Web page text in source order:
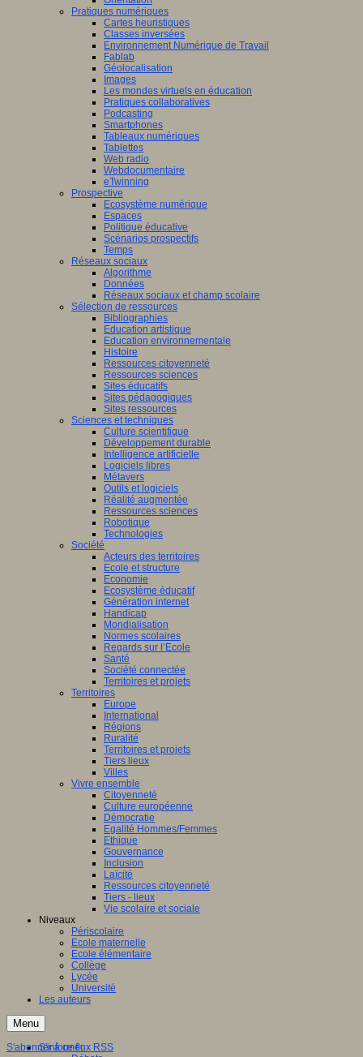
Pratiques numériques
Cartes heuristiques
Classes inversées
Environnement Numérique de Travail
Fablab
Géolocalisation
Images
Les mondes virtuels en éducation
Pratiques collaboratives
Podcasting
Smartphones
Tableaux numériques
Tablettes
Web radio
Webdocumentaire
eTwinning
Prospective
Ecosystème numérique
Espaces
Politique éducative
Scénarios prospectifs
Temps
Réseaux sociaux
Algorithme
Données
Réseaux sociaux et champ scolaire
Sélection de ressources
Bibliographies
Education artistique
Education environnementale
Histoire
Ressources citoyenneté
Ressources sciences
Sites éducatifs
Sites pédagogiques
Sites ressources
Sciences et techniques
Culture scientifique
Développement durable
Intelligence artificielle
Logiciels libres
Métavers
Outils et logiciels
Réalité augmentée
Ressources sciences
Robotique
Technologies
Société
Acteurs des territoires
Ecole et structure
Economie
Ecosystème éducatif
Génération internet
Handicap
Mondialisation
Normes scolaires
Regards sur l’Ecole
Santé
Société connectée
Territoires et projets
Territoires
Europe
International
Régions
Ruralité
Territoires et projets
Tiers lieux
Villes
Vivre ensemble
Citoyenneté
Culture européenne
Démocratie
Egalité Hommes/Femmes
Ethique
Gouvernance
Inclusion
Laïcité
Ressources citoyenneté
Tiers - lieux
Vie scolaire et sociale
Niveaux
Périscolaire
Ecole maternelle
Ecole élémentaire
Collège
Lycée
Université
Les auteurs
Menu
S'informer
S'abonner à ce flux RSS